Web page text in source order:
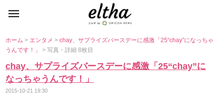
ホーム> エンタメ>chay、サプライズバースデーに感激「25“chay”になっちゃ
うんです！」> 写真・詳細 8枚目
chay、サプライズバースデーに感激「25“chay”に
なっちゃうんです！」
2015-10-21 19:30